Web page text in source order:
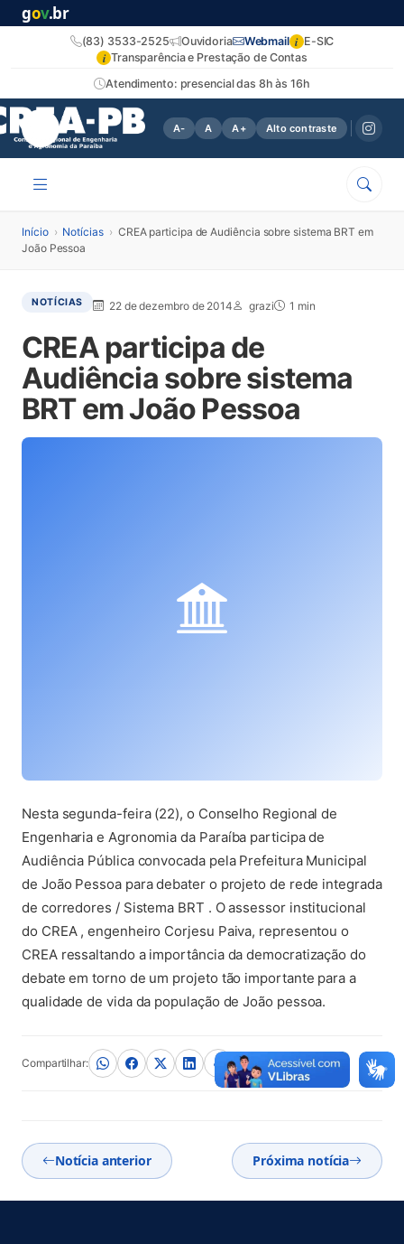
gov.br
Atendimento: presencial das 8h às 16h
(83) 3533-2525 Ouvidoria Webmail i E-SIC
i Transparência e Prestação de Contas
A- A A+ Alto contraste
Início › Notícias › CREA participa de Audiência sobre sistema BRT em
João Pessoa
NOTÍCIAS 22 de dezembro de 2014 grazi 1 min
CREA participa de
Audiência sobre sistema
BRT em João Pessoa
Nesta segunda-feira (22), o Conselho Regional de
Engenharia e Agronomia da Paraíba participa de
Audiência Pública convocada pela Prefeitura Municipal
de João Pessoa para debater o projeto de rede integrada
de corredores / Sistema BRT . O assessor institucional
do CREA , engenheiro Corjesu Paiva, representou o
CREA ressaltando a importância da democratização do
debate em torno de um projeto tão importante para a
qualidade de vida da população de João pessoa.
Compartilhar:
Notícia anterior Próxima notícia